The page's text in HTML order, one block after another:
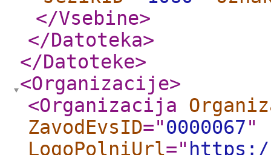
</Vsebine>
</Datoteka>
</Datoteke>
<Organizacije>
<Organizacija
ZavodEvsID="0000067"
LogoPolniUrl="